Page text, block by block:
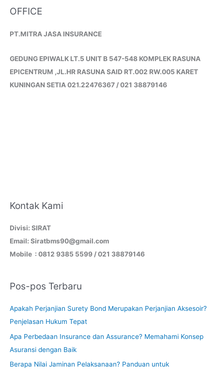
OFFICE
PT.MITRA JASA INSURANCE
GEDUNG EPIWALK LT.5 UNIT B 547-548 KOMPLEK RASUNA
EPICENTRUM ,JL.HR RASUNA SAID RT.002 RW.005 KARET
KUNINGAN SETIA 021.22476367 / 021 38879146
Kontak Kami
Divisi: SIRAT
Email: Siratbms90@gmail.com
Mobile : 0812 9385 5599 / 021 38879146
Pos-pos Terbaru
Apakah Perjanjian Surety Bond Merupakan Perjanjian Aksesoir?
Penjelasan Hukum Tepat
Apa Perbedaan Insurance dan Assurance? Memahami Konsep
Asuransi dengan Baik
Berapa Nilai Jaminan Pelaksanaan? Panduan untuk